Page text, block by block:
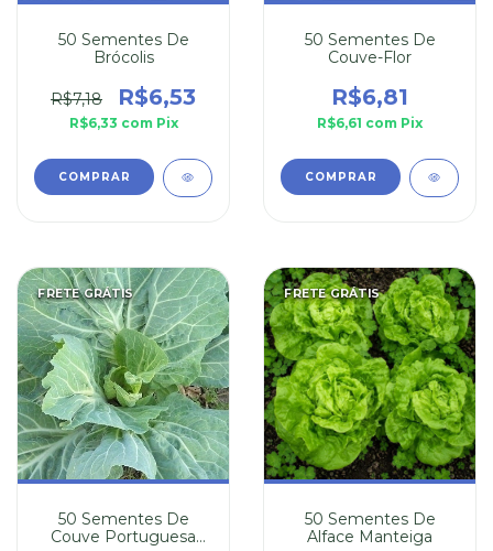
50 Sementes De
Brócolis
R$7,18 R$6,53
R$6,33 com Pix
50 Sementes De
Couve-Flor
R$6,81
R$6,61 com Pix
FRETE GRÁTIS
50 Sementes De
Couve Portuguesa
FRETE GRÁTIS
50 Sementes De
Alface Manteiga